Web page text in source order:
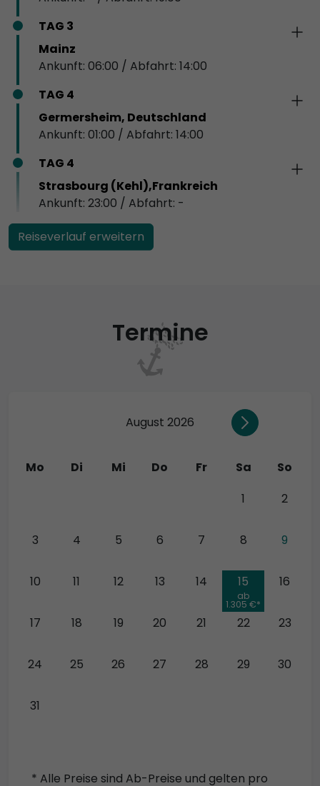
TAG 3
Mainz
Ankunft: 06:00 / Abfahrt: 14:00
TAG 4
Germersheim, Deutschland
Ankunft: 01:00 / Abfahrt: 14:00
TAG 4
Strasbourg (Kehl),Frankreich
Ankunft: 23:00 / Abfahrt: -
Reiseverlauf erweitern
Termine
August 2026
Mo Di Mi Do Fr Sa
So
1 2
3 4 5 6 7 8 9
10 11 12 13 14
ab
1.305 €*
15 16
17 18 19 20 21 22 23
24 25 26 27 28 29 30
31
* Alle Preise sind Ab-Preise und gelten pro